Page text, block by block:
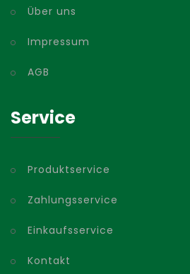
Über uns
Impressum
AGB
Service
Produktservice
Zahlungsservice
Einkaufsservice
Kontakt